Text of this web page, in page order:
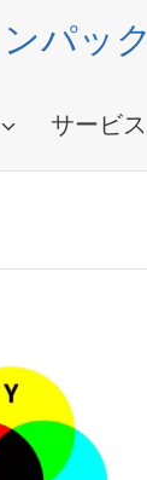
パック
サービス